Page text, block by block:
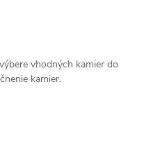
vhodných kamier do
kamier.